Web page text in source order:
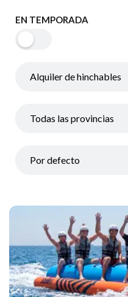
EN TEMPORADA